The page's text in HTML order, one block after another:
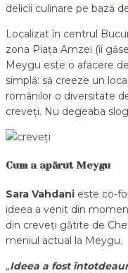
delicii culinare pe bază
Localizat în centrul
zona Piața Amzei (îi
Meygu este o afacere
simplă: să creeze un
românilor o diversitate
creveți. Nu degeaba
Cum a apărut Meygu
Sara Vahdani este co-
ideea a venit din
din creveți gătite de
meniul actual la Meygu.
„Ideea a fost